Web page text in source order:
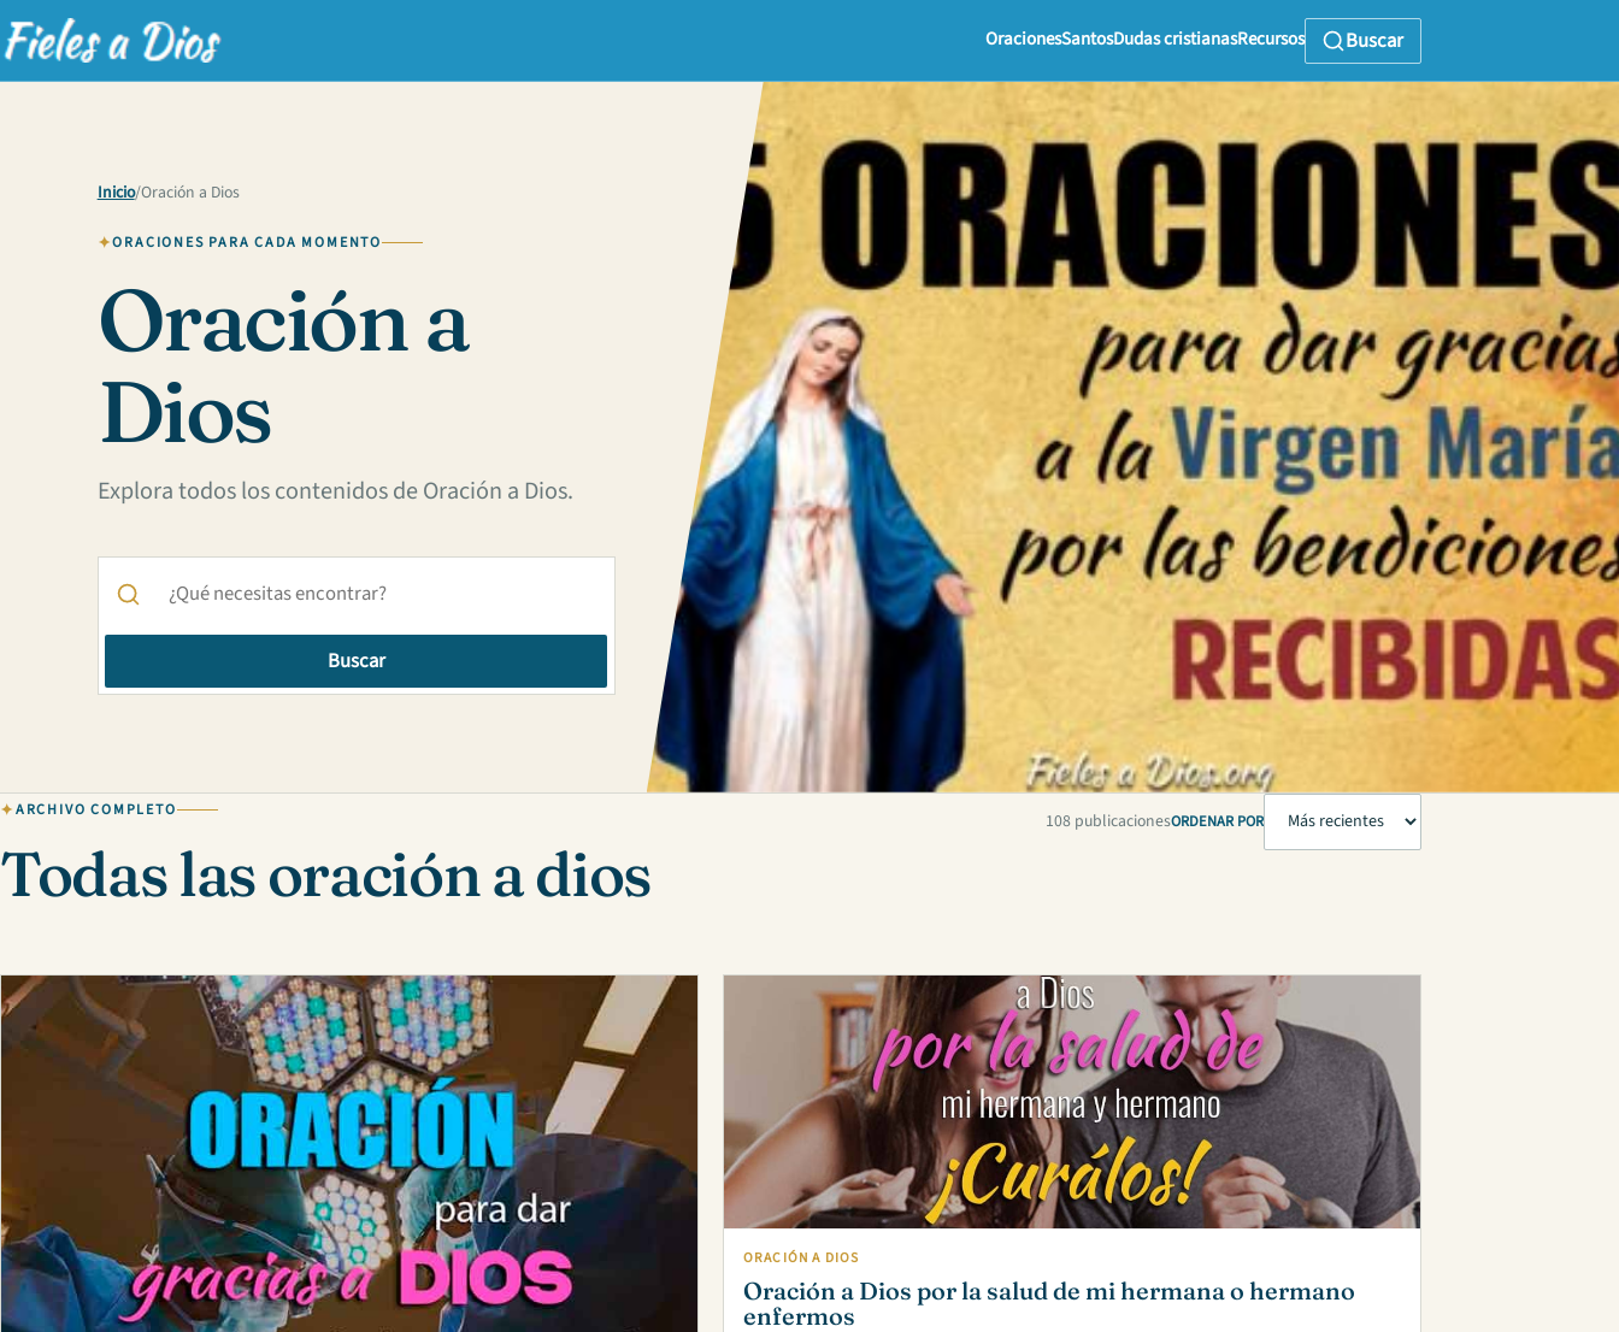
OracionesSantosDudas cristianasRecursos Buscar
Inicio/Oración a Dios
ORACIONES PARA CADA MOMENTO
Oración a
Dios
Explora todos los contenidos de Oración a Dios.
Buscar
ARCHIVO COMPLETO
Todas las oración a dios
108 publicacionesORDENAR POR
ORACIÓN A DIOS
Oración a Dios por la salud de mi hermana o hermano
enfermos